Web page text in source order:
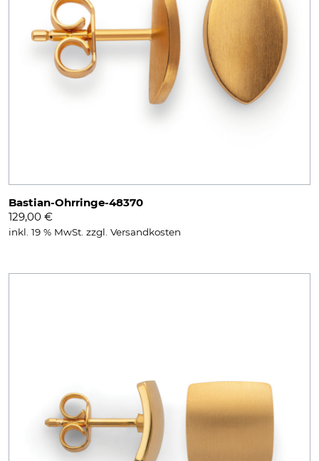
Bastian-Ohrringe-48370
129,00 €
inkl. 19 % MwSt. zzgl. Versandkosten